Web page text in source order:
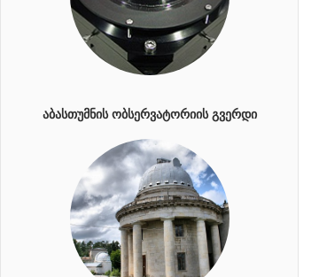
ᲐᲑᲐᲡᲗᲣᲛᲜᲘᲡ ᲝᲑᲡᲔᲠᲕᲐᲢᲝᲠᲘᲘᲡ ᲒᲕᲔᲠᲓᲘ